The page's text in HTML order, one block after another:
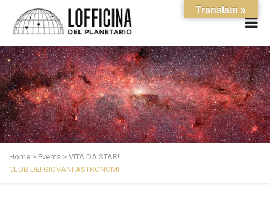
Home > Events > VITA DA STAR!
CLUB DEI GIOVANI ASTRONOMI
Translate »